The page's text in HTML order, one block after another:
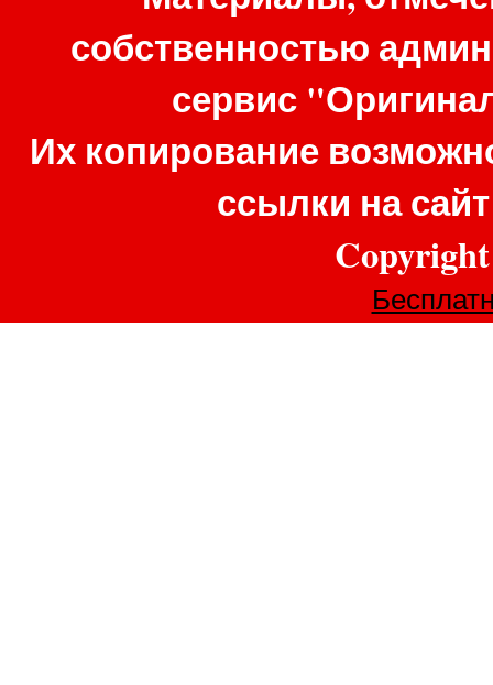
собственностью
сервис
Их копирование
ссылки на